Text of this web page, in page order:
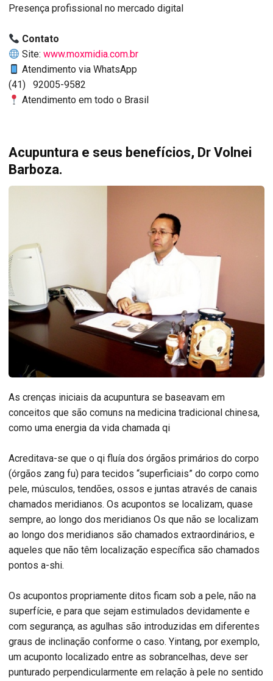
Presença profissional no mercado digital
Contato
Site:www.moxmidia.com.br
Atendimento via WhatsApp
(41) 92005-9582
Atendimento em todo o Brasil
Acupuntura e seus benefícios, Dr Volnei
Barboza.
As crenças iniciais da acupuntura se baseavam em
conceitos que são comuns na medicina tradicional chinesa,
como uma energia da vida chamada qi
Acreditava-se que o qi fluía dos órgãos primários do corpo
(órgãos zang fu) para tecidos “superficiais” do corpo como
pele, músculos, tendões, ossos e juntas através de canais
chamados meridianos. Os acupontos se localizam, quase
sempre, ao longo dos meridianos Os que não se localizam
ao longo dos meridianos são chamados extraordinários, e
aqueles que não têm localização específica são chamados
pontos a-shi.
Os acupontos propriamente ditos ficam sob a pele, não na
superfície, e para que sejam estimulados devidamente e
com segurança, as agulhas são introduzidas em diferentes
graus de inclinação conforme o caso. Yintang, por exemplo,
um acuponto localizado entre as sobrancelhas, deve ser
punturado perpendicularmente em relação à pele no sentido